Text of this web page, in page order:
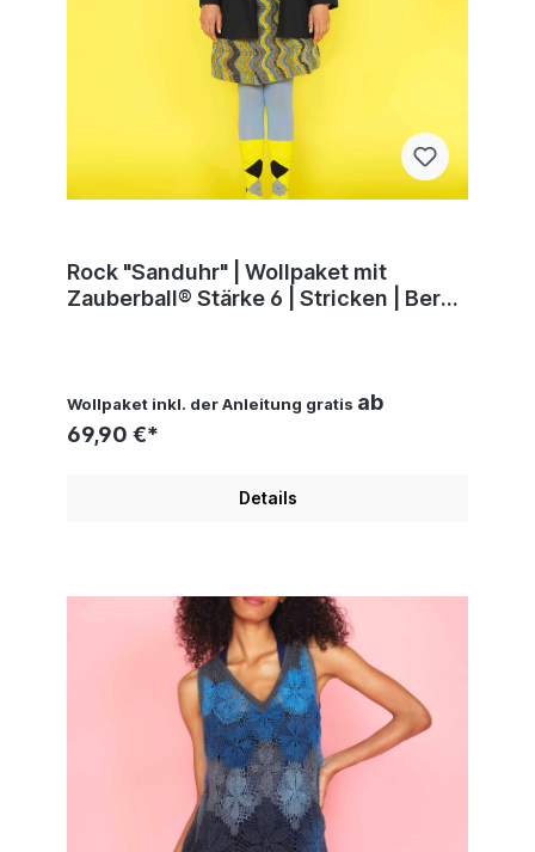
Rock "Sanduhr" | Wollpaket mit
Zauberball® Stärke 6 | Stricken | Bernd
Wollpaket inkl. der Anleitung gratis ab
69,90 €*
Details